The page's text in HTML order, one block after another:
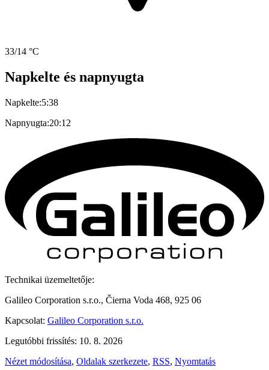
33/14 °C
Napkelte és napnyugta
Napkelte:5:38
Napnyugta:20:12
Technikai üzemeltetője:
Galileo Corporation s.r.o., Čierna Voda 468, 925 06
Kapcsolat: Galileo Corporation s.r.o.
Legutóbbi frissítés: 10. 8. 2026
Nézet módosítása, Oldalak szerkezete, RSS, Nyomtatás